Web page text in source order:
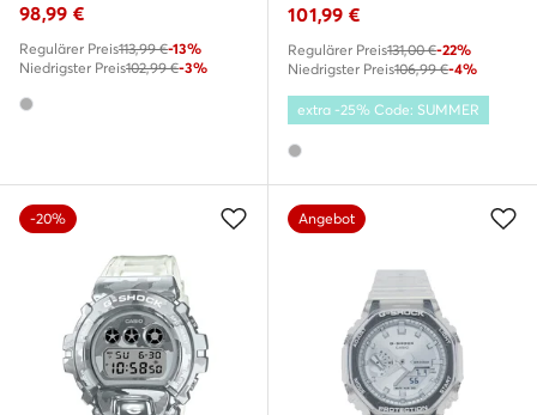
98,99 €
Regulärer Preis113,99 €-13%
Niedrigster Preis102,99 €-3%
101,99 €
Regulärer Preis131,00 €-22%
Niedrigster Preis106,99 €-4%
extra -25% Code: SUMMER
-20% Angebot